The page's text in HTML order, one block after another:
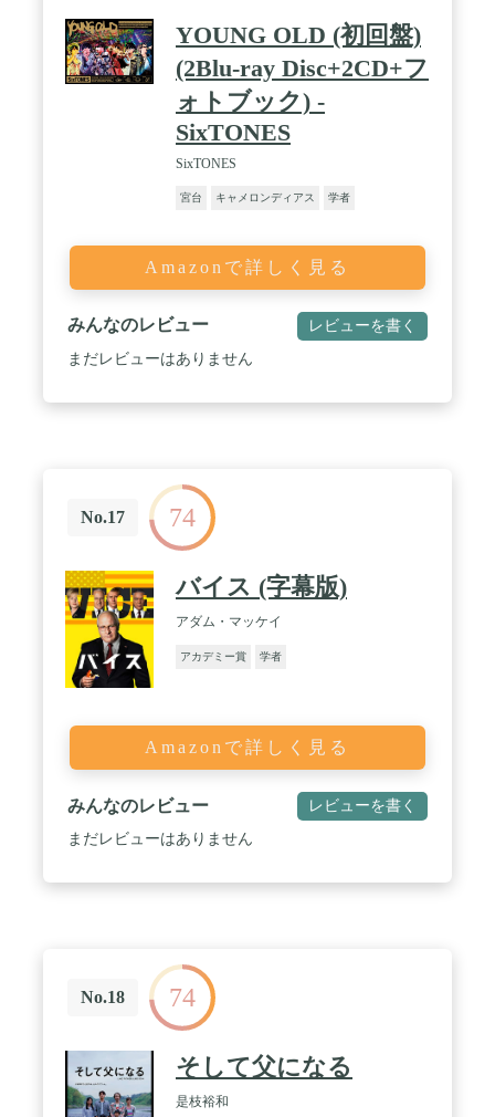
YOUNG OLD (初回盤)
(2Blu-ray Disc+2CD+フ
ォトブック) -
SixTONES
SixTONES
宮台 キャメロンディアス 学者
Amazonで詳しく見る
みんなのレビュー レビューを書く
まだレビューはありません
No.17 74
バイス (字幕版)
アダム・マッケイ
アカデミー賞 学者
Amazonで詳しく見る
みんなのレビュー レビューを書く
まだレビューはありません
No.18 74
そして父になる
是枝裕和